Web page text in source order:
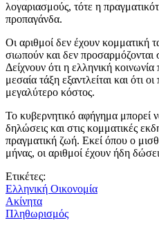
λογαριασμούς, τότε η
προπαγάνδα.
Οι αριθμοί δεν έχουν κομματική
σιωπούν και δεν προσαρμόζονται
Δείχνουν ότι η ελληνική
μεσαία τάξη εξαντλείται και ότι
μεγαλύτερο κόστος.
Το κυβερνητικό αφήγημα μπορεί
δηλώσεις και στις κομματικές
πραγματική ζωή. Εκεί όπου ο
μήνας, οι αριθμοί έχουν ήδη
Ετικέτες:
Ελληνική Οικονομία
Ακίνητα
Πληθωρισμός